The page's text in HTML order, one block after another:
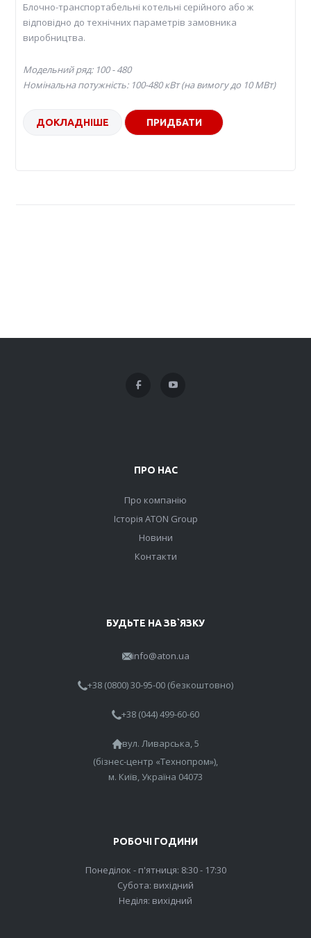
Блочно-транспортабельні котельні серійного або ж
відповідно до технічних параметрів замовника
виробництва.
Модельний ряд: 100 - 480
Номінальна потужність: 100-480 кВт (на вимогу до 10 МВт)
ДОКЛАДНІШЕ ПРИДБАТИ
ПРО НАС
Про компанію
Історія ATON Group
Новини
Контакти
БУДЬТЕ НА ЗВ`ЯЗКУ
info@aton.ua
+38 (0800) 30-95-00 (безкоштовно)
+38 (044) 499-60-60
вул. Ливарська, 5
(бізнес-центр «Технопром»),
м. Київ, Україна 04073
РОБОЧІ ГОДИНИ
Понеділок - п'ятниця: 8:30 - 17:30
Субота: вихідний
Неділя: вихідний